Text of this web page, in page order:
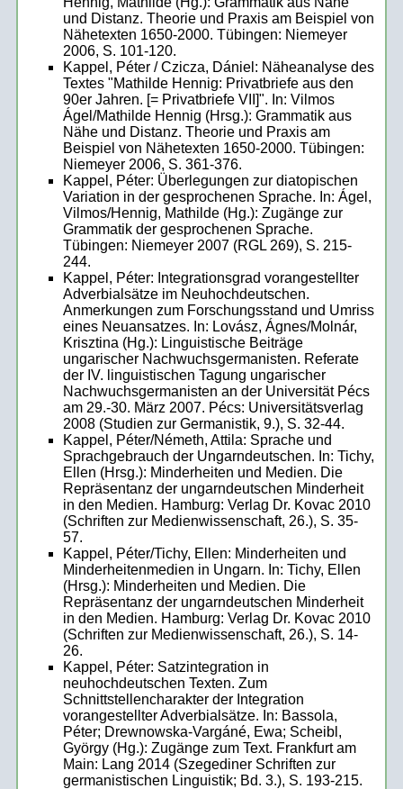
und Distanz. Theorie und Praxis am Beispiel von
Nähetexten 1650-2000. Tübingen: Niemeyer
2006, S. 101-120.
Kappel, Péter / Czicza, Dániel: Näheanalyse des
Textes "Mathilde Hennig: Privatbriefe aus den
90er Jahren. [= Privatbriefe VII]". In: Vilmos
Ágel/Mathilde Hennig (Hrsg.): Grammatik aus
Nähe und Distanz. Theorie und Praxis am
Beispiel von Nähetexten 1650-2000. Tübingen:
Niemeyer 2006, S. 361-376.
Kappel, Péter: Überlegungen zur diatopischen
Variation in der gesprochenen Sprache. In: Ágel,
Vilmos/Hennig, Mathilde (Hg.): Zugänge zur
Grammatik der gesprochenen Sprache.
Tübingen: Niemeyer 2007 (RGL 269), S. 215-
244.
Kappel, Péter: Integrationsgrad vorangestellter
Adverbialsätze im Neuhochdeutschen.
Anmerkungen zum Forschungsstand und Umriss
eines Neuansatzes. In: Lovász, Ágnes/Molnár,
Krisztina (Hg.): Linguistische Beiträge
ungarischer Nachwuchsgermanisten. Referate
der IV. linguistischen Tagung ungarischer
Nachwuchsgermanisten an der Universität Pécs
am 29.-30. März 2007. Pécs: Universitätsverlag
2008 (Studien zur Germanistik, 9.), S. 32-44.
Kappel, Péter/Németh, Attila: Sprache und
Sprachgebrauch der Ungarndeutschen. In: Tichy,
Ellen (Hrsg.): Minderheiten und Medien. Die
Repräsentanz der ungarndeutschen Minderheit
in den Medien. Hamburg: Verlag Dr. Kovac 2010
(Schriften zur Medienwissenschaft, 26.), S. 35-
57.
Kappel, Péter/Tichy, Ellen: Minderheiten und
Minderheitenmedien in Ungarn. In: Tichy, Ellen
(Hrsg.): Minderheiten und Medien. Die
Repräsentanz der ungarndeutschen Minderheit
in den Medien. Hamburg: Verlag Dr. Kovac 2010
(Schriften zur Medienwissenschaft, 26.), S. 14-
26.
Kappel, Péter: Satzintegration in
neuhochdeutschen Texten. Zum
Schnittstellencharakter der Integration
vorangestellter Adverbialsätze. In: Bassola,
Péter; Drewnowska-Vargáné, Ewa; Scheibl,
György (Hg.): Zugänge zum Text. Frankfurt am
Main: Lang 2014 (Szegediner Schriften zur
germanistischen Linguistik; Bd. 3.), S. 193-215.